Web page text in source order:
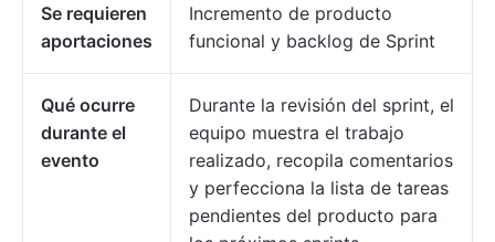
Se requieren
aportaciones
Incremento de producto
funcional y backlog de Sprint
Qué ocurre
durante el
evento
Durante la revisión del sprint, el
equipo muestra el trabajo
realizado, recopila comentarios
y perfecciona la lista de tareas
pendientes del producto para